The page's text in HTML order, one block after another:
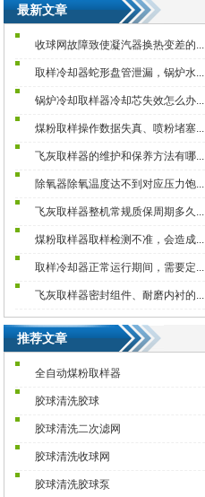
最新文章
收球网故障致使凝汽器换热变差的...
取样冷却器蛇形盘管泄漏，锅炉水...
锅炉冷却取样器冷却芯失效怎么办...
煤粉取样操作数据失真、喷粉堵塞...
飞灰取样器的维护和保养方法有哪...
除氧器除氧温度达不到对应压力饱...
飞灰取样器整机常规质保周期多久...
煤粉取样器取样检测不准，会造成...
取样冷却器正常运行期间，需要定...
飞灰取样器密封组件、耐磨内衬的...
推荐文章
全自动煤粉取样器
胶球清洗胶球
胶球清洗二次滤网
胶球清洗收球网
胶球清洗胶球泵